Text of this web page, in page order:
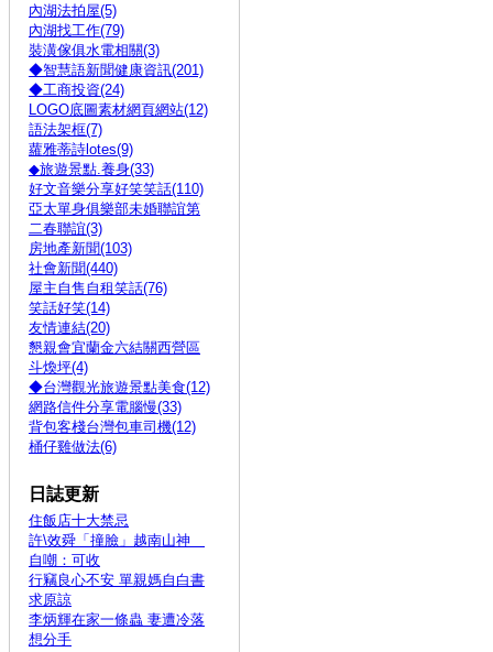
內湖法拍屋(5)
內湖找工作(79)
裝潢傢俱水電相關(3)
◆智慧語新聞健康資訊(201)
◆工商投資(24)
LOGO底圖素材網頁網站(12)
語法架框(7)
蘿雅蒂詩lotes(9)
◆旅遊景點.養身(33)
好文音樂分享好笑笑話(110)
亞太單身俱樂部未婚聯誼第
二春聯誼(3)
房地產新聞(103)
社會新聞(440)
屋主自售自租笑話(76)
笑話好笑(14)
友情連結(20)
懇親會宜蘭金六結關西營區
斗煥坪(4)
◆台灣觀光旅遊景點美食(12)
網路信件分享電腦慢(33)
背包客棧台灣包車司機(12)
桶仔雞做法(6)
日誌更新
住飯店十大禁忌
許\效舜「撞臉」越南山神
自嘲：可收
行竊良心不安 單親媽自白書
求原諒
李炳輝在家一條蟲 妻遭冷落
想分手